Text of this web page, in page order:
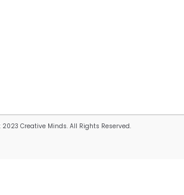
Creative Minds. All Rights Reserved.